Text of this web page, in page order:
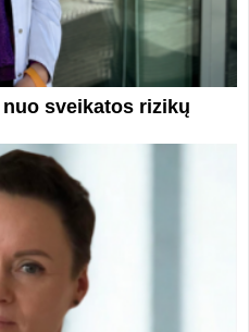
sveikatos rizikų